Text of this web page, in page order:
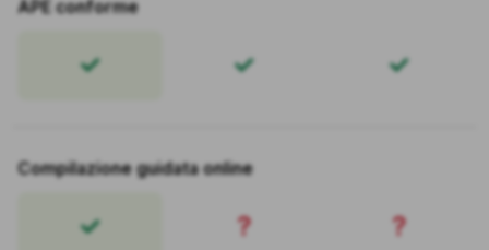
APE conforme
Compilazione guidata online
? ?